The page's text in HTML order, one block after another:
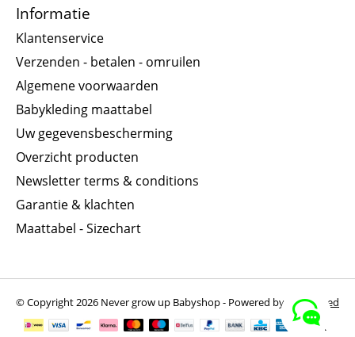
Informatie
Klantenservice
Verzenden - betalen - omruilen
Algemene voorwaarden
Babykleding maattabel
Uw gegevensbescherming
Overzicht producten
Newsletter terms & conditions
Garantie & klachten
Maattabel - Sizechart
© Copyright 2026 Never grow up Babyshop - Powered by
Lightspeed
EUR